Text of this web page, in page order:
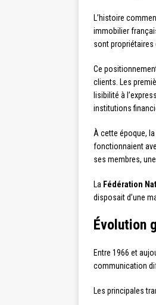
L’histoire
immobilier
sont propriétaires
Ce
clients. Les
lisibilité à
institutions
À cette époque, la
fonctionnaient
ses membres,
La Fédération
disposait d’une
Évolution
Entre 1966 et
communication
Les principales